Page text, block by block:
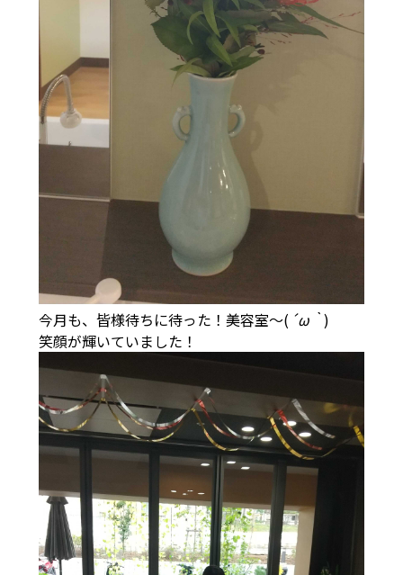
今月も、皆様待ちに待った！美容室～( ´ω｀)
笑顔が輝いていました！